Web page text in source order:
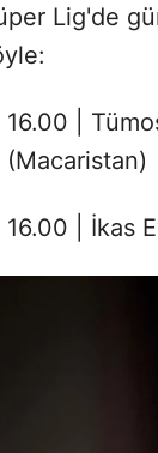
Lig'de
16.00 |
(Macaristan)
16.00 | İkas